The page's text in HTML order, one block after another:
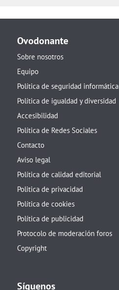
Ovodonante
Sobre nosotros
Equipo
Política de seguridad informática
Política de igualdad y diversidad
Accesibilidad
Política de Redes Sociales
Contacto
Aviso legal
Política de calidad editorial
Politica de privacidad
Política de cookies
Política de publicidad
Protocolo de moderación foros
Copyright
Síguenos